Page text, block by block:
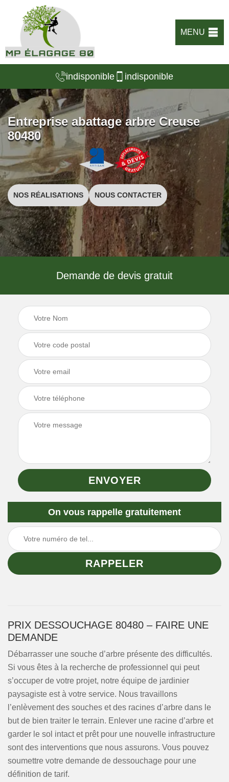
MENU
indisponible indisponible
Entreprise abattage arbre Creuse
80480
NOS RÉALISATIONS NOUS CONTACTER
Demande de devis gratuit
On vous rappelle gratuitement
PRIX DESSOUCHAGE 80480 – FAIRE UNE
DEMANDE
Débarrasser une souche d’arbre présente des difficultés.
Si vous êtes à la recherche de professionnel qui peut
s’occuper de votre projet, notre équipe de jardinier
paysagiste est à votre service. Nous travaillons
l’enlèvement des souches et des racines d’arbre dans le
but de bien traiter le terrain. Enlever une racine d’arbre et
garder le sol intact et prêt pour une nouvelle infrastructure
sont des interventions que nous assurons. Vous pouvez
soumettre votre demande de dessouchage pour une
définition de tarif.